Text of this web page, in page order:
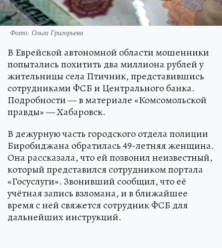
Фото: Ольга Григорьева
В Еврейской автономной области мошенники
попытались похитить два миллиона рублей у
жительницы села Птичник, представившись
сотрудниками ФСБ и Центрального банка.
Подробности — в материале «Комсомольской
правды» — Хабаровск.
В дежурную часть городского отдела полиции
Биробиджана обратилась 49-летняя женщина.
Она рассказала, что ей позвонил неизвестный,
который представился сотрудником портала
«Госуслуги». Звонивший сообщил, что её
учётная запись взломана, и в ближайшее
время с ней свяжется сотрудник ФСБ для
дальнейших инструкций.